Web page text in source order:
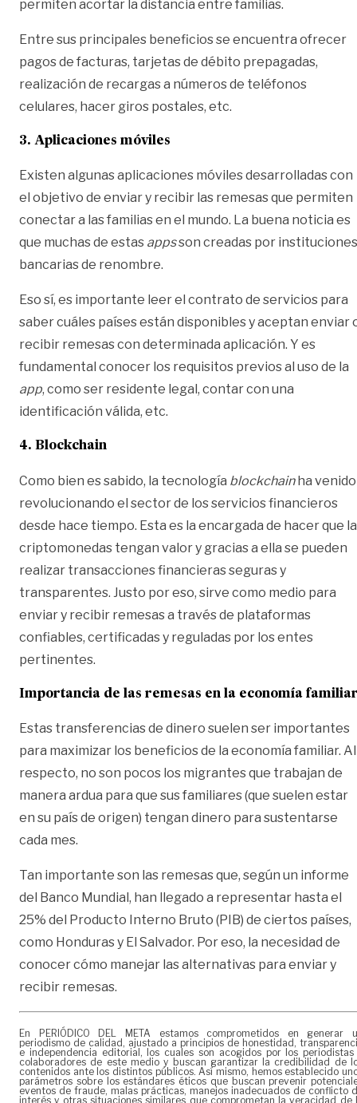
permiten acortar la distancia entre familias.
Entre sus principales beneficios se encuentra ofrecer
pagos de facturas, tarjetas de débito prepagadas,
realización de recargas a números de teléfonos
celulares, hacer giros postales, etc.
3. Aplicaciones móviles
Existen algunas aplicaciones móviles desarrolladas con
el objetivo de enviar y recibir las remesas que permiten
conectar a las familias en el mundo. La buena noticia es
que muchas de estas appsson creadas por instituciones
bancarias de renombre.
Eso sí, es importante leer el contrato de servicios para
saber cuáles países están disponibles y aceptan enviar
recibir remesas con determinada aplicación. Y es
fundamental conocer los requisitos previos al uso de la
app, como ser residente legal, contar con una
identificación válida, etc.
4. Blockchain
Como bien es sabido, la tecnología blockchainha venido
revolucionando el sector de los servicios financieros
desde hace tiempo. Esta es la encargada de hacer que
criptomonedas tengan valor y gracias a ella se pueden
realizar transacciones financieras seguras y
transparentes. Justo por eso, sirve como medio para
enviar y recibir remesas a través de plataformas
confiables, certificadas y reguladas por los entes
pertinentes.
Importancia de las remesas en la economía
Estas transferencias de dinero suelen ser importantes
para maximizar los beneficios de la economía familiar. Al
respecto, no son pocos los migrantes que trabajan de
manera ardua para que sus familiares (que suelen estar
en su país de origen) tengan dinero para sustentarse
cada mes.
Tan importante son las remesas que, según un informe
del Banco Mundial, han llegado a representar hasta el
25% del Producto Interno Bruto (PIB) de ciertos países,
como Honduras y El Salvador. Por eso, la necesidad de
conocer cómo manejar las alternativas para enviar y
recibir remesas.
En PERIÓDICO DEL META estamos comprometidos en generar
periodismo de calidad, ajustado a principios de honestidad,
e independencia editorial, los cuales son acogidos por los periodistas
colaboradores de este medio y buscan garantizar la credibilidad de
contenidos ante los distintos públicos. Así mismo, hemos establecido
parámetros sobre los estándares éticos que buscan prevenir
eventos de fraude, malas prácticas, manejos inadecuados de conflicto
interés y otras situaciones similares que comprometan la veracidad de